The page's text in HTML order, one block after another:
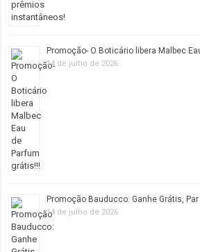
Promoção- O Boticário libera Malbec
14 de julho de 2026
Promoção Bauducco: Ganhe Grátis,
14 de julho de 2026